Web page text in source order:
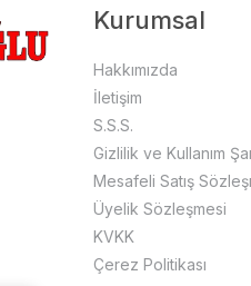
Kurumsal
Hakkımızda
İletişim
S.S.S.
Gizlilik ve Kullanım
Mesafeli Satış
Üyelik Sözleşmesi
KVKK
Çerez Politikası